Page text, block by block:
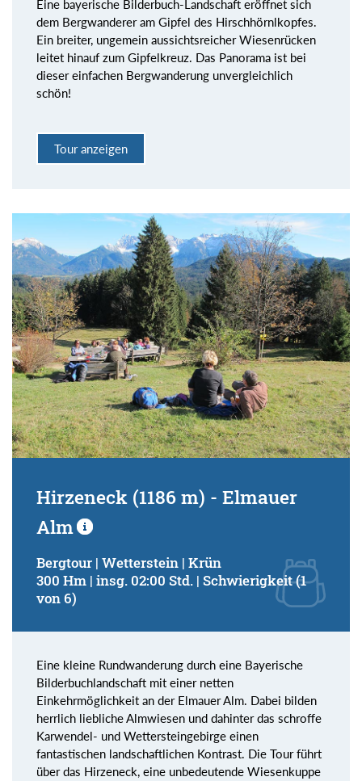
Eine bayerische Bilderbuch-Landschaft eröffnet sich
dem Bergwanderer am Gipfel des Hirschhörnlkopfes.
Ein breiter, ungemein aussichtsreicher Wiesenrücken
leitet hinauf zum Gipfelkreuz. Das Panorama ist bei
dieser einfachen Bergwanderung unvergleichlich
schön!
Tour anzeigen
Hirzeneck (1186 m) - Elmauer
Alm
Bergtour | Wetterstein | Krün
300 Hm | insg. 02:00 Std. | Schwierigkeit (1
von 6)
Eine kleine Rundwanderung durch eine Bayerische
Bilderbuchlandschaft mit einer netten
Einkehrmöglichkeit an der Elmauer Alm. Dabei bilden
herrlich liebliche Almwiesen und dahinter das schroffe
Karwendel- und Wettersteingebirge einen
fantastischen landschaftlichen Kontrast. Die Tour führt
über das Hirzeneck, eine unbedeutende Wiesenkuppe